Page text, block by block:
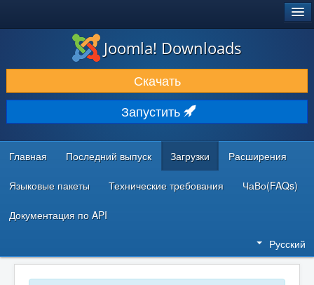
ЗАГРУЗКИ И РАСШИРЕНИЯ
ДОКУМЕНТАЦИЯ И ОБУЧЕНИЕ
СООБЩЕСТВО И ПОДДЕРЖКА
РЕСУРСЫ ДЛЯ РАЗРАБОТЧИКОВ
Joomla! Downloads
Скачать
Запустить
Главная Последний выпуск Загрузки Расширения
Языковые пакеты Технические требования ЧаВо(FAQs)
Документация по API
Русский